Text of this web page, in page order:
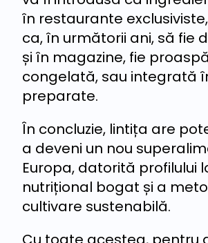
în restaurante
ca, în următorii ani, să fie
și în magazine, fie
congelată, sau integrată
preparate.
În concluzie, lintița are
a deveni un nou
Europa, datorită profilului
nutrițional bogat și a
cultivare sustenabilă.